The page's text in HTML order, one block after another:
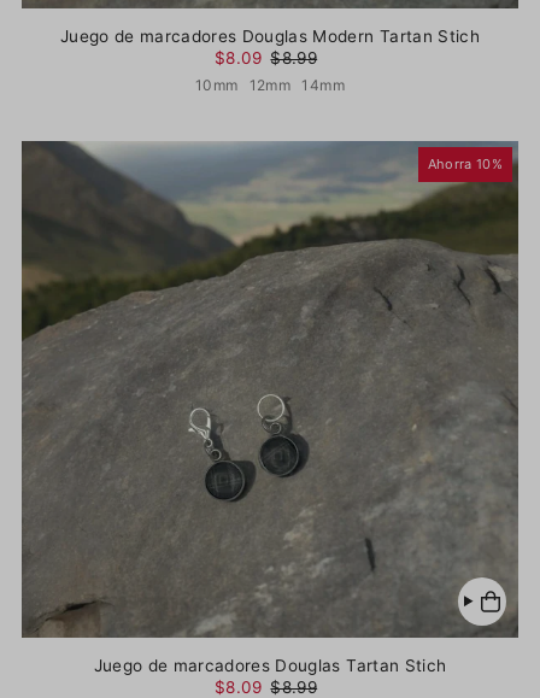
Juego de marcadores Douglas Modern Tartan Stich
$8.09 $8.99
10mm 12mm 14mm
Ahorra 10%
Juego de marcadores Douglas Tartan Stich
$8.09 $8.99